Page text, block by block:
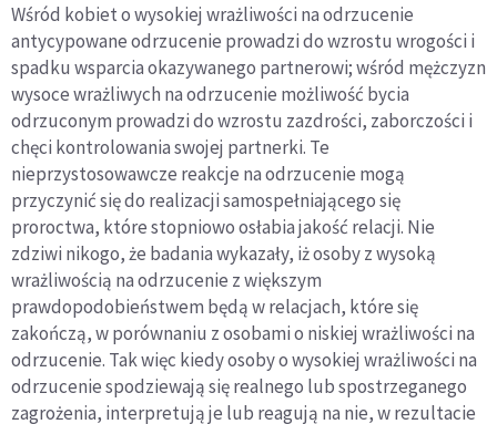
Wśród kobiet o wysokiej wrażliwości na odrzucenie
antycypowane odrzucenie prowadzi do wzrostu wrogości i
spadku wsparcia okazywanego partnerowi; wśród mężczyzn
wysoce wrażliwych na odrzucenie możliwość bycia
odrzuconym prowadzi do wzrostu zazdrości, zaborczości i
chęci kontrolowania swojej partnerki. Te
nieprzystosowawcze reakcje na odrzucenie mogą
przyczynić się do realizacji samospełniającego się
proroctwa, które stopniowo osłabia jakość relacji. Nie
zdziwi nikogo, że badania wykazały, iż osoby z wysoką
wrażliwością na odrzucenie z większym
prawdopodobieństwem będą w relacjach, które się
zakończą, w porównaniu z osobami o niskiej wrażliwości na
odrzucenie. Tak więc kiedy osoby o wysokiej wrażliwości na
odrzucenie spodziewają się realnego lub spostrzeganego
zagrożenia, interpretują je lub reagują na nie, w rezultacie